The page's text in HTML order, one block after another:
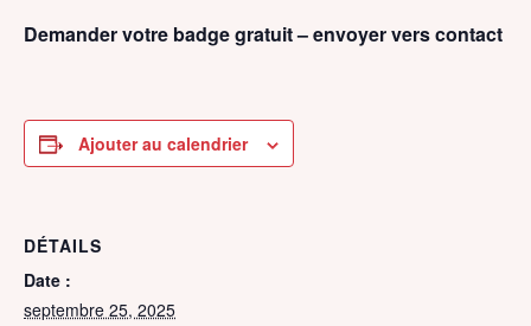
Demander votre badge gratuit –envoyer vers contact
Ajouter au calendrier
DÉTAILS
Date :
septembre 25, 2025